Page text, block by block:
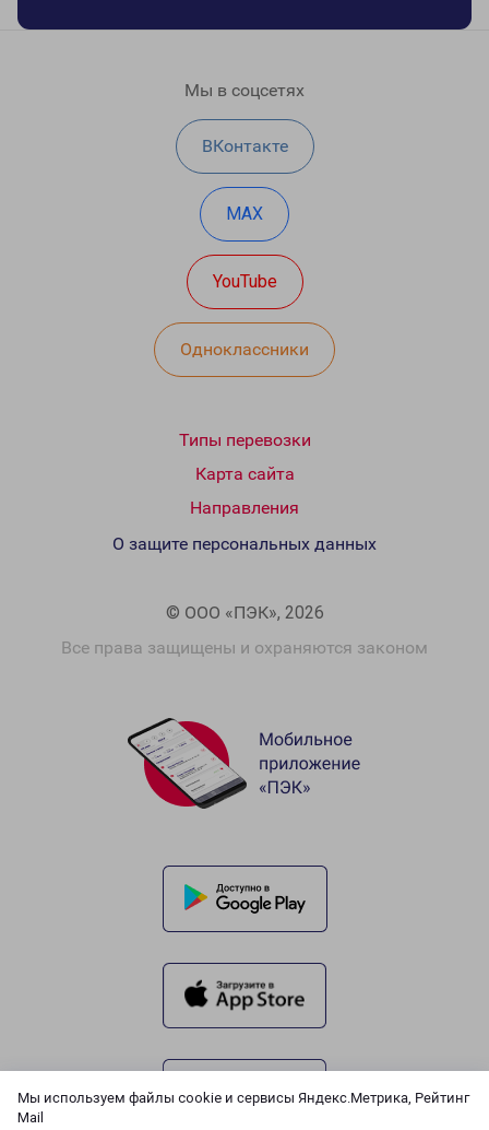
Мы используем файлы cookie и сервисы Яндекс.Метрика, Рейтинг
Mail
Мы в соцсетях
ВКонтакте
MAX
YouTube
Одноклассники
Типы перевозки
Карта сайта
Направления
© ООО «ПЭК», 2026
Все права защищены и охраняются законом
О защите персональных данных